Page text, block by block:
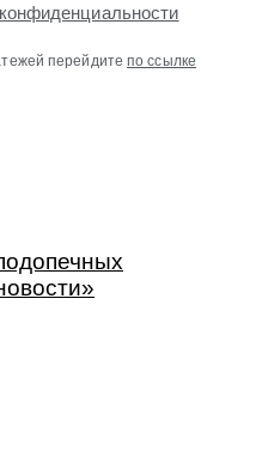
перейдитепо ссылке